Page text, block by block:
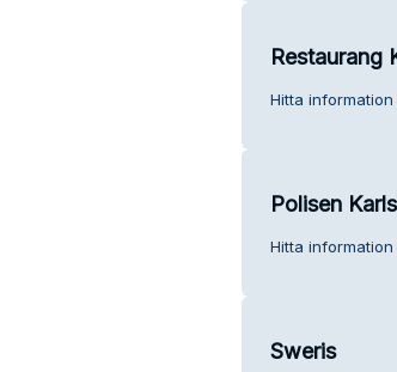
Restaurang
Hitta
Polisen
Hitta
Sweris